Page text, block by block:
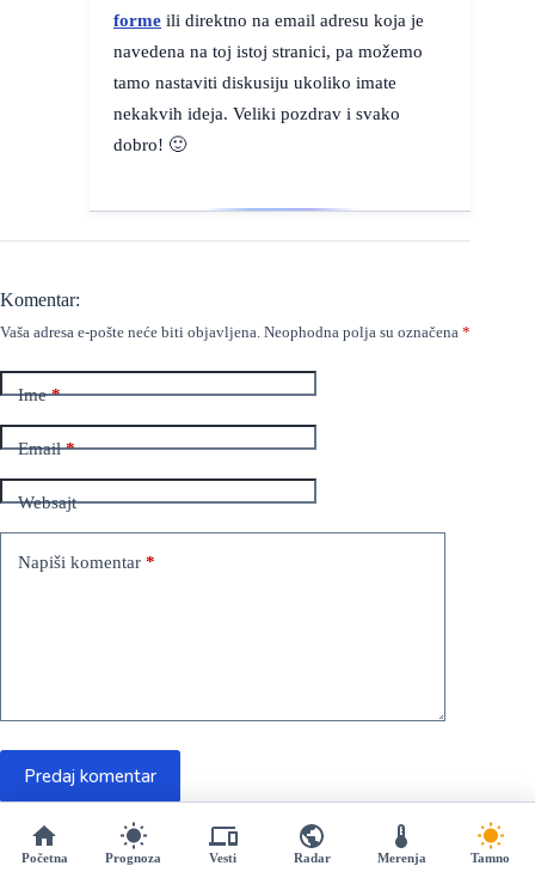
forme ili direktno na email adresu koja je
navedena na toj istoj stranici, pa možemo
tamo nastaviti diskusiju ukoliko imate
nekakvih ideja. Veliki pozdrav i svako
dobro! 🙂
Komentar:
Vaša adresa e-pošte neće biti objavljena. Neophodna polja su označena *
Ime*
Email*
Websajt
Napiši komentar *
Predaj komentar
Početna Prognoza Vesti Radar Merenja Tamno